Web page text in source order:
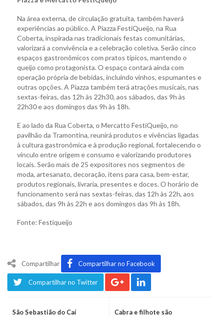
Na área externa, de circulação gratuita, também haverá
experiências ao público. A Piazza FestiQueijo, na Rua
Coberta, inspirada nas tradicionais festas comunitárias,
valorizará a convivência e a celebração coletiva. Serão cinco
espaços gastronômicos com pratos típicos, mantendo o
queijo como protagonista. O espaço contará ainda com
operação própria de bebidas, incluindo vinhos, espumantes e
outras opções. A Piazza também terá atrações musicais, nas
sextas-feiras, das 12h às 22h30, aos sábados, das 9h às
22h30 e aos domingos das 9h às 18h.
E ao lado da Rua Coberta, o Mercatto FestiQueijo, no
pavilhão da Tramontina, reunirá produtos e vivências ligadas
à cultura gastronômica e à produção regional, fortalecendo o
vínculo entre origem e consumo e valorizando produtores
locais. Serão mais de 25 expositores nos segmentos de
moda, artesanato, decoração, itens para casa, bem-estar,
produtos regionais, livraria, presentes e doces. O horário de
funcionamento será nas sextas-feiras, das 12h às 22h, aos
sábados, das 9h às 22h e aos domingos das 9h às 18h.
Fonte: Festiqueijo
Compartilhar Compartilhar no Facebook
Compartilhar no Twitter
São Sebastião do Caí
Cabra e filhote são